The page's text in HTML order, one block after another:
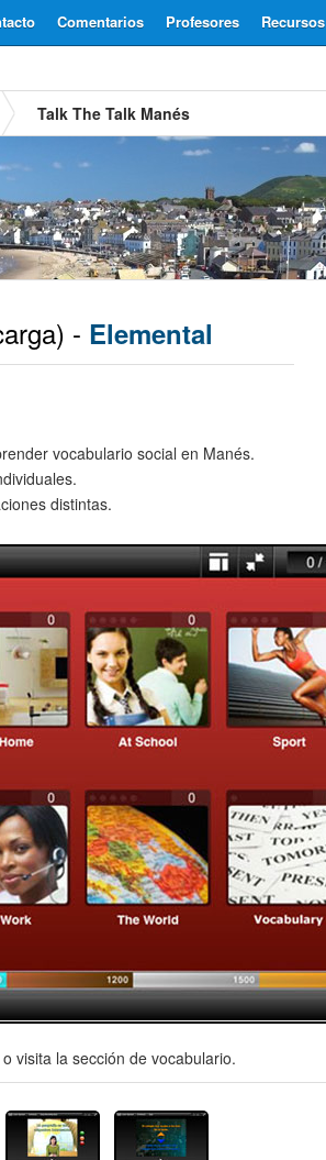
Recursos
Profesores
Comentarios
Talk The Talk Manés
- Elemental
vocabulario social en Manés.
distintas.
visita la sección de vocabulario.